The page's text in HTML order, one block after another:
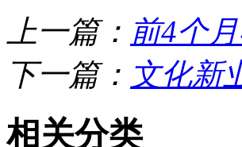
上一篇： 前4个
下一篇： 文化新
相关分类